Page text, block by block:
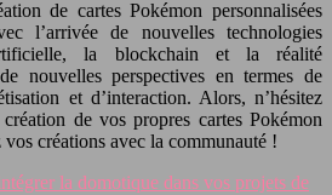
de cartes Pokémon personnalisées
l’arrivée de nouvelles technologies
la blockchain et la réalité
nouvelles perspectives en termes de
et d’interaction. Alors, n’hésitez
de vos propres cartes Pokémon
vos créations avec la communauté !
la domotique dans vos projets de